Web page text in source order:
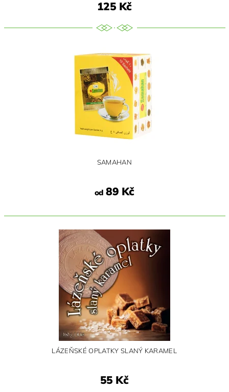
125 Kč
SAMAHAN
od89 Kč
LÁZEŇSKÉ OPLATKY SLANÝ KARAMEL
55 Kč